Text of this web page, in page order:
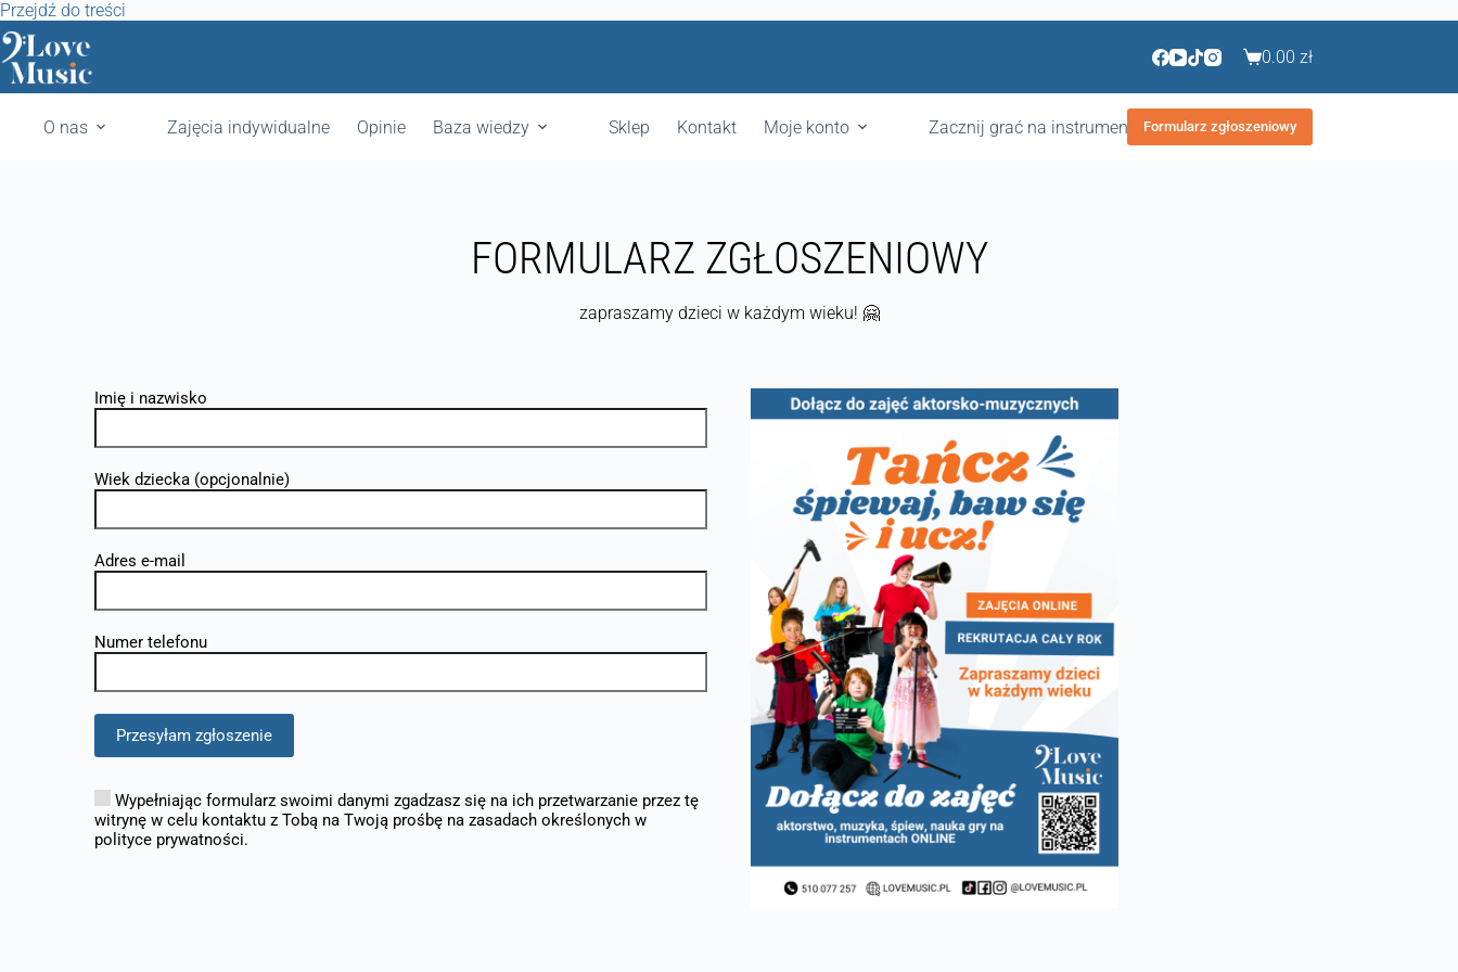
Przejdź do treści
0.00 zł
O nas Zajęcia indywidualne Opinie Baza wiedzy Sklep Kontakt Moje konto Zacznij grać na instrumencieFormularz zgłoszeniowy
FORMULARZ ZGŁOSZENIOWY
zapraszamy dzieci w każdym wieku! 🤗
Imię i nazwisko
Wiek dziecka (opcjonalnie)
Adres e-mail
Numer telefonu
Wypełniając formularz swoimi danymi zgadzasz się na ich przetwarzanie przez tę
witrynę w celu kontaktu z Tobą na Twoją prośbę na zasadach określonych w
polityce prywatności.